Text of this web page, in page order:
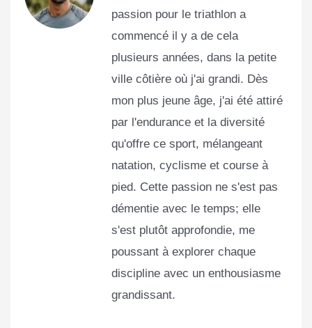
passion pour le triathlon a
commencé il y a de cela
plusieurs années, dans la petite
ville côtière où j'ai grandi. Dès
mon plus jeune âge, j'ai été attiré
par l'endurance et la diversité
qu'offre ce sport, mélangeant
natation, cyclisme et course à
pied. Cette passion ne s'est pas
démentie avec le temps; elle
s'est plutôt approfondie, me
poussant à explorer chaque
discipline avec un enthousiasme
grandissant.